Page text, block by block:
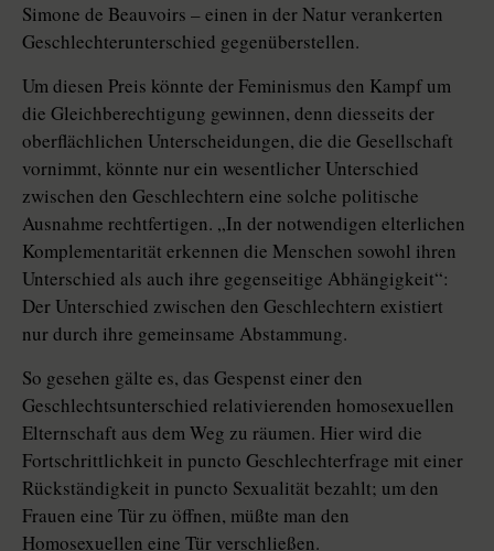
Simone de Beauvoirs – einen in der Natur verankerten
Geschlechterunterschied gegenüberstellen.
Um diesen Preis könnte der Feminismus den Kampf um
die Gleichberechtigung gewinnen, denn diesseits der
oberflächlichen Unterscheidungen, die die Gesellschaft
vornimmt, könnte nur ein wesentlicher Unterschied
zwischen den Geschlechtern eine solche politische
Ausnahme rechtfertigen. „In der notwendigen elterlichen
Komplementarität erkennen die Menschen sowohl ihren
Unterschied als auch ihre gegenseitige Abhängigkeit“:
Der Unterschied zwischen den Geschlechtern existiert
nur durch ihre gemeinsame Abstammung.
So gesehen gälte es, das Gespenst einer den
Geschlechtsunterschied relativierenden homosexuellen
Elternschaft aus dem Weg zu räumen. Hier wird die
Fortschrittlichkeit in puncto Geschlechterfrage mit einer
Rückständigkeit in puncto Sexualität bezahlt; um den
Frauen eine Tür zu öffnen, müßte man den
Homosexuellen eine Tür verschließen.